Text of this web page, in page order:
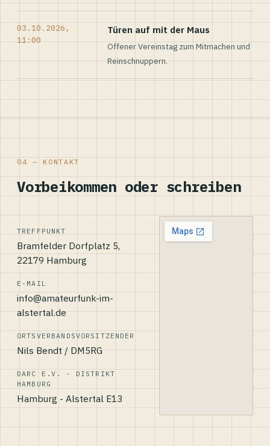
03.10.2026,
11:00
Türen auf mit der Maus
Offener Vereinstag zum Mitmachen und
Reinschnuppern.
04 — KONTAKT
Vorbeikommen oder schreiben
TREFFPUNKT
Bramfelder Dorfplatz 5,
22179 Hamburg
E-MAIL
info@amateurfunk-im-
alstertal.de
ORTSVERBANDSVORSITZENDER
Nils Bendt / DM5RG
DARC E.V. - DISTRIKT
HAMBURG
Hamburg - Alstertal E13